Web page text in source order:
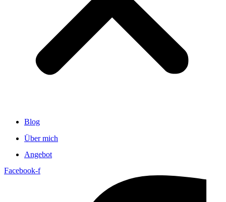
Blog
Über mich
Angebot
Facebook-f